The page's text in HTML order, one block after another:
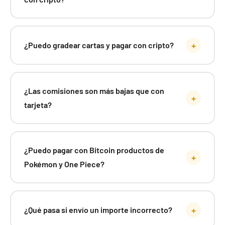
Bitcoin
Lascartas y productos de Pokémonson nuestra categoría
estrella. Puedes pagar con Bitcoin, Ethereum o
coleccionista.
One Piece Card Game con criptomonedas
ElOne Piece Card Gamees uno de los juegos de cartas
que más ha crecido. En Pokemillon encontrarás sobres,
mazos de inicio y cajas selladas que puedes pagar
cómodamente con tu criptomoneda favorita.
Magic: The Gathering pagando con cripto
Para los jugadores y coleccionistas deMagic: The
¿Puedo gradear cartas y pagar con cripto? +
¿Las comisiones son más bajas que con
tarjeta?
+
¿Puedo pagar con Bitcoin productos de
Pokémon y One Piece?
+
¿Qué pasa si envío un importe incorrecto? +